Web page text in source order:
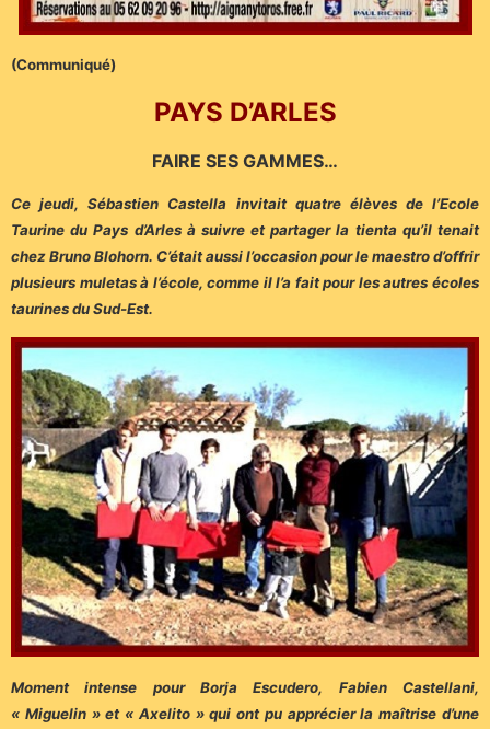
(Communiqué)
PAYS D’ARLES
FAIRE SES GAMMES…
Ce jeudi, Sébastien Castella invitait quatre élèves de l’Ecole
Taurine du Pays d’Arles à suivre et partager la tienta qu’il tenait
chez Bruno Blohorn. C’était aussi l’occasion pour le maestro d’offrir
plusieurs muletas à l’école, comme il l’a fait pour les autres écoles
taurines du Sud-Est.
Moment intense pour Borja Escudero, Fabien Castellani,
« Miguelin » et « Axelito » qui ont pu apprécier la maîtrise d’une